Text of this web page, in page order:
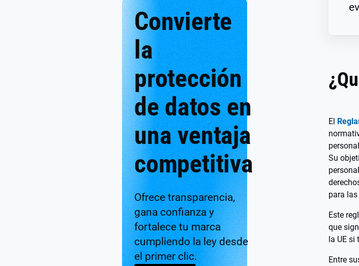
Convierte
la
protección
de datos en
una ventaja
competitiva
Ofrece transparencia,
gana confianza y
fortalece tu marca
cumpliendo la ley desde
el primer clic.
El
Su
para
Este
que
la UE si
Entre